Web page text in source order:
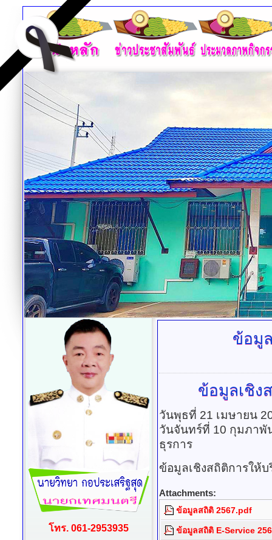
ข้อมู
ข้อมูลเชิง
วันพุธที่ 21 เมษายน
วันจันทร์ที่ 10 กุมภาพั
ธุรการ
ข้อมูลเชิงสถิติการให้
Attachments:
ข้อมูลสถิติ 2567.pdf
ข้อมูลสถิติ E-Service
โทร. 061-2953935